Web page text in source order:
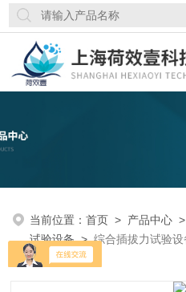
当前位置：首页 > 产品中心
试验设备>综合插拔力试验设